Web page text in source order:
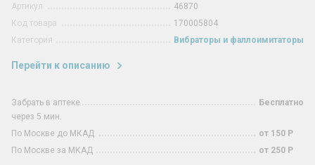
Артикул
46870
Код товара
170005804
Категория
Вибраторы и фаллоимитаторы
Перейти к описанию
Забрать в аптеке
через 5 мин.
Бесплатно
По Москве до МКАД
от 150 Р
По Москве за МКАД
от 250 Р